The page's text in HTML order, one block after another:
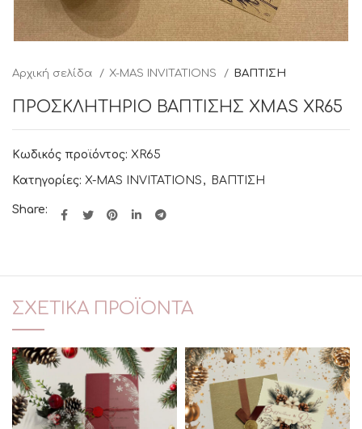
Αρχική σελίδα X-MAS INVITATIONS ΒΑΠΤΙΣΗ
ΠΡΟΣΚΛΗΤΗΡΙΟ ΒΑΠΤΙΣΗΣ XMAS XR65
Κωδικός προϊόντος: XR65
Κατηγορίες: X-MAS INVITATIONS , ΒΑΠΤΙΣΗ
Share:
ΣΧΕΤΙΚΆ ΠΡΟΪΌΝΤΑ